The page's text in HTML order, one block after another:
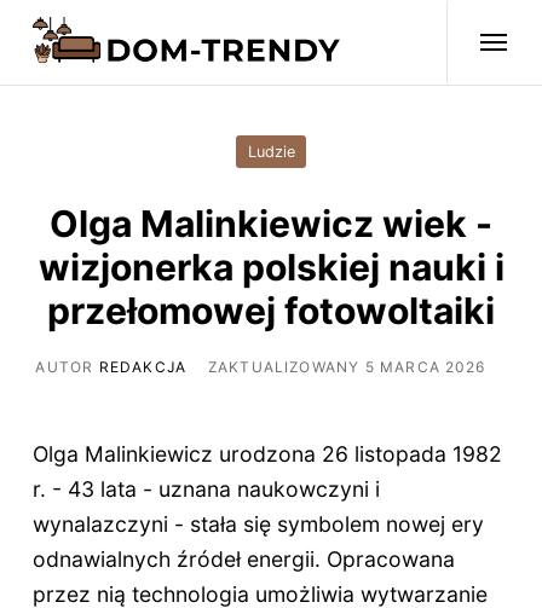
Ludzie
Olga Malinkiewicz wiek -
wizjonerka polskiej nauki i
przełomowej fotowoltaiki
AUTOR REDAKCJA ZAKTUALIZOWANY 5 MARCA 2026
Olga Malinkiewicz urodzona 26 listopada 1982
r. - 43 lata - uznana naukowczyni i
wynalazczyni - stała się symbolem nowej ery
odnawialnych źródeł energii. Opracowana
przez nią technologia umożliwia wytwarzanie